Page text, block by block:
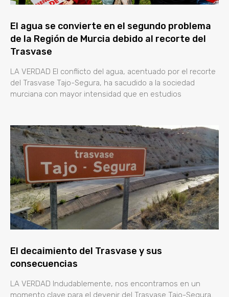
El agua se convierte en el segundo problema
de la Región de Murcia debido al recorte del
Trasvase
LA VERDAD El conflicto del agua, acentuado por el recorte
del Trasvase Tajo-Segura, ha sacudido a la sociedad
murciana con mayor intensidad que en estudios
El decaimiento del Trasvase y sus
consecuencias
LA VERDAD Indudablemente, nos encontramos en un
momento clave para el devenir del Trasvase Tajo-Segura.